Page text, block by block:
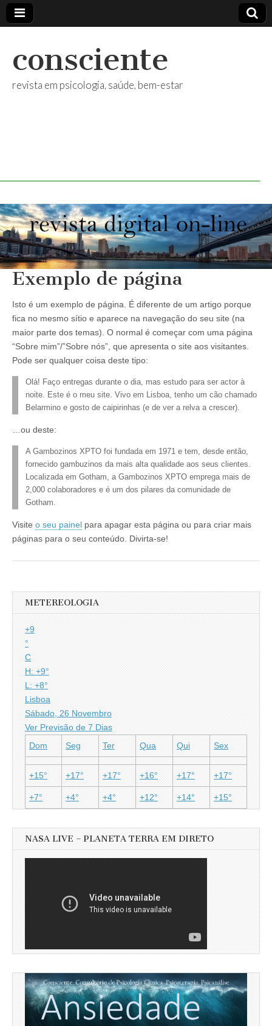
consciente
revista em psicologia, saúde, bem-estar
Exemplo de página
Isto é um exemplo de página. É diferente de um artigo porque
fica no mesmo sítio e aparece na navegação do seu site (na
maior parte dos temas). O normal é começar com uma página
“Sobre mim”/”Sobre nós”, que apresenta o site aos visitantes.
Pode ser qualquer coisa deste tipo:
Olá! Faço entregas durante o dia, mas estudo para ser actor à
noite. Este é o meu site. Vivo em Lisboa, tenho um cão chamado
Belarmino e gosto de caipirinhas (e de ver a relva a crescer).
…ou deste:
A Gambozinos XPTO foi fundada em 1971 e tem, desde então,
fornecido gambuzinos da mais alta qualidade aos seus clientes.
Localizada em Gotham, a Gambozinos XPTO emprega mais de
2,000 colaboradores e é um dos pilares da comunidade de
Gotham.
Visite o seu painel para apagar esta página ou para criar mais
páginas para o seu conteúdo. Divirta-se!
METEREOLOGIA
+9
°
C
H: +9°
L: +8°
Lisboa
Sábado, 26 Novembro
Ver Previsão de 7 Dias
Dom
Seg Ter Qua Qui Sex
+15° +17° +17° +16° +17° +17°
+7° +4° +4° +12° +14° +15°
NASA LIVE – PLANETA TERRA EM DIRETO